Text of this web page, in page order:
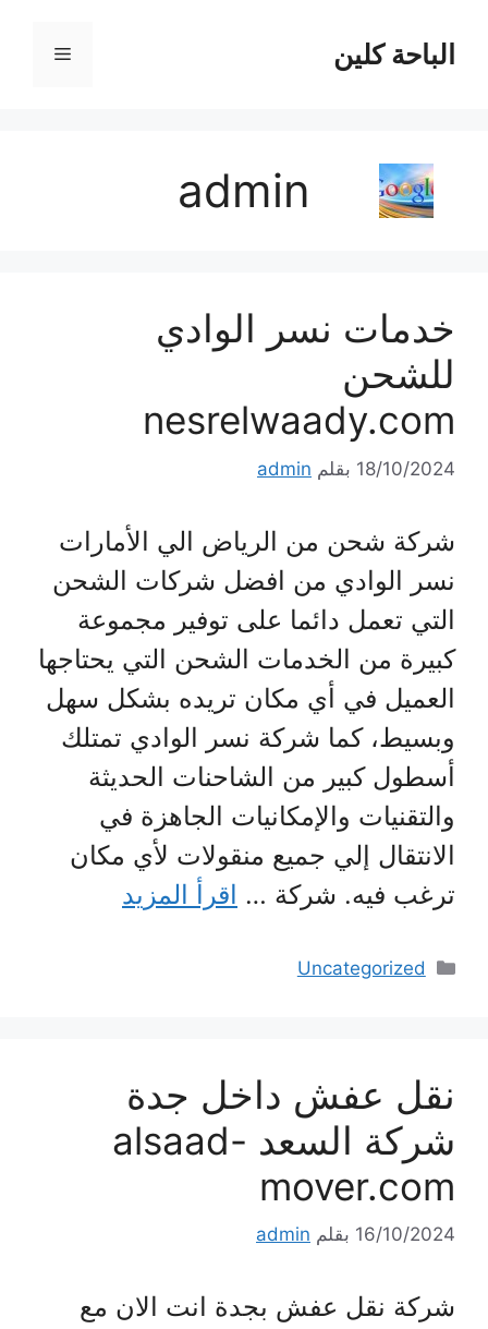
المحتوىالباحة كلين القائمة
admin
خدمات نسر الوادي
للشحن
nesrelwaady.com
18/10/2024 بقلم admin
شركة شحن من الرياض الي الأمارات
نسر الوادي من افضل شركات الشحن
التي تعمل دائما على توفير مجموعة
كبيرة من الخدمات الشحن التي يحتاجها
العميل في أي مكان تريده بشكل سهل
وبسيط، كما شركة نسر الوادي تمتلك
أسطول كبير من الشاحنات الحديثة
والتقنيات والإمكانيات الجاهزة في
الانتقال إلي جميع منقولات لأي مكان
ترغب فيه. شركة … اقرأ المزيد
التصنيفات
Uncategorized
نقل عفش داخل جدة
شركة السعد alsaad-
mover.com
16/10/2024 بقلم admin
شركة نقل عفش بجدة انت الان مع